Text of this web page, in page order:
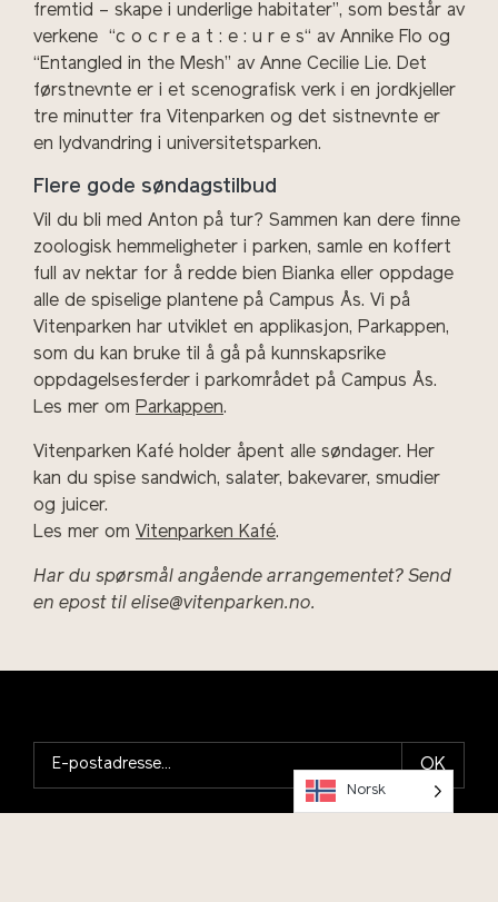
fremtid – skape i underlige habitater”, som består av
verkene “c o c r e a t : e : u r e s“ av Annike Flo og
“Entangled in the Mesh” av Anne Cecilie Lie. Det
førstnevnte er i et scenografisk verk i en jordkjeller
tre minutter fra Vitenparken og det sistnevnte er
en lydvandring i universitetsparken.
Flere gode søndagstilbud
Vil du bli med Anton på tur? Sammen kan dere finne
zoologisk hemmeligheter i parken, samle en koffert
full av nektar for å redde bien Bianka eller oppdage
alle de spiselige plantene på Campus Ås. Vi på
Vitenparken har utviklet en applikasjon, Parkappen,
som du kan bruke til å gå på kunnskapsrike
oppdagelsesferder i parkområdet på Campus Ås.
Les mer om Parkappen.
Vitenparken Kafé holder åpent alle søndager. Her
kan du spise sandwich, salater, bakevarer, smudier
og juicer.
Les mer om Vitenparken Kafé.
Har du spørsmål angående arrangementet? Send
en epost til elise@vitenparken.no.
OK
Norsk